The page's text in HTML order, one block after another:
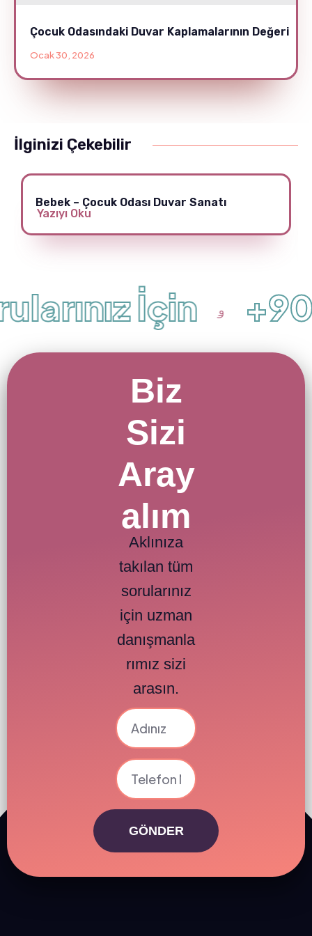
Çocuk Odasındaki Duvar Kaplamalarının Değeri
Ocak 30, 2026
İlginizi Çekebilir
Bebek – Çocuk Odası Duvar Sanatı
Yazıyı Oku
İçin
Biz
Sizi
Aray
alım
Aklınıza
takılan tüm
sorularınız
için uzman
danışmanla
rımız sizi
arasın.
GÖNDER